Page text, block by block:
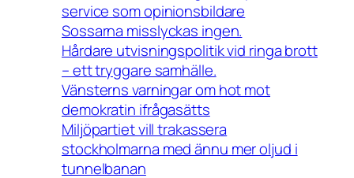
service som opinionsbildare
Sossarna misslyckas ingen.
Hårdare utvisningspolitik vid ringa brott
– ett tryggare samhälle.
Vänsterns varningar om hot mot
demokratin ifrågasätts
Miljöpartiet vill trakassera
stockholmarna med ännu mer oljud i
tunnelbanan